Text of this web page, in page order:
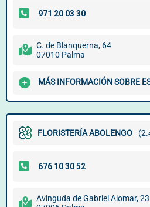
C. de Blanquerna, 64
07010 Palma
MÁS INFORMACIÓN SOBRE
FLORISTERÍA ABOLENGO
Avinguda de Gabriel Alomar, 23